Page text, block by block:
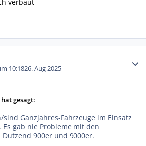
verbaut
10:1826. Aug 2025
hat gesagt:
sind Ganzjahres-Fahrzeuge im Einsatz
gab nie Probleme mit den
900er und 9000er.